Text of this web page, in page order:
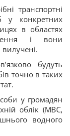
транспортні
у конкретних
в областях
і вони
вилучені.
будуть
точно в таких
у громадян
облік (МВС,
водного